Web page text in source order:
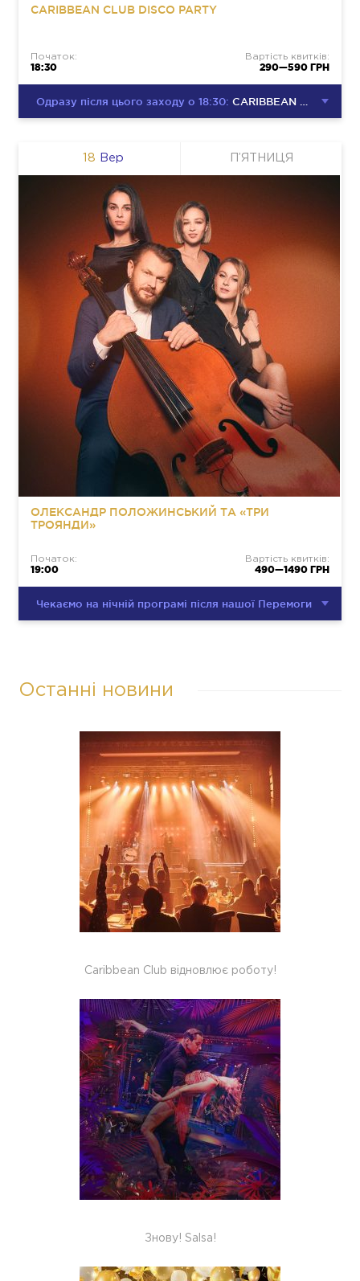
CARIBBEAN CLUB DISCO PARTY
Початок:
18:30
Вартість квитків:
290—590 ГРН
Одразу після цього заходу о 18:30: CARIBBEAN CLUB DISCO PARTY
Вер
18 П’ЯТНИЦЯ
ОЛЕКСАНДР ПОЛОЖИНСЬКИЙ ТА «ТРИ
ТРОЯНДИ»
Початок:
19:00
Вартість квитків:
490—1490 ГРН
Чекаємо на нічній програмі після нашої Перемоги
Останні новини
Caribbean Club відновлює роботу!
Знову! Salsa!